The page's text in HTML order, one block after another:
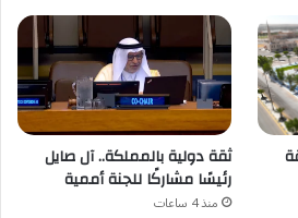
حديقة
ثقة دولية بالمملكة.. آل صايل
رئيسًا مشاركًا للجنة أممية
منذ 4 ساعات